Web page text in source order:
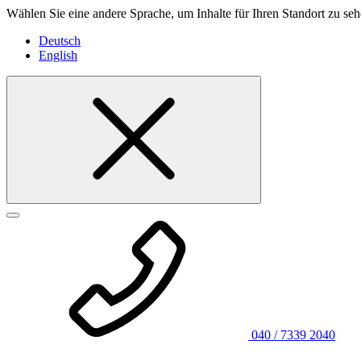
Wählen Sie eine andere Sprache, um Inhalte für Ihren Standort zu
Deutsch
English
040 / 7339 2040